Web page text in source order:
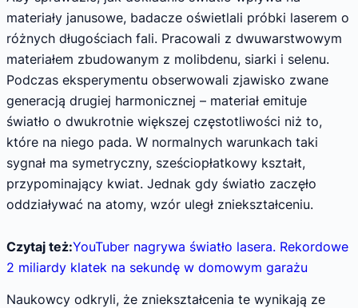
materiały janusowe, badacze oświetlali próbki laserem o
różnych długościach fali. Pracowali z dwuwarstwowym
materiałem zbudowanym z molibdenu, siarki i selenu.
Podczas eksperymentu obserwowali zjawisko zwane
generacją drugiej harmonicznej – materiał emituje
światło o dwukrotnie większej częstotliwości niż to,
które na niego pada. W normalnych warunkach taki
sygnał ma symetryczny, sześciopłatkowy kształt,
przypominający kwiat. Jednak gdy światło zaczęło
oddziaływać na atomy, wzór uległ zniekształceniu.
Czytaj też:YouTuber nagrywa światło lasera. Rekordowe
2 miliardy klatek na sekundę w domowym garażu
Naukowcy odkryli, że zniekształcenia te wynikają ze